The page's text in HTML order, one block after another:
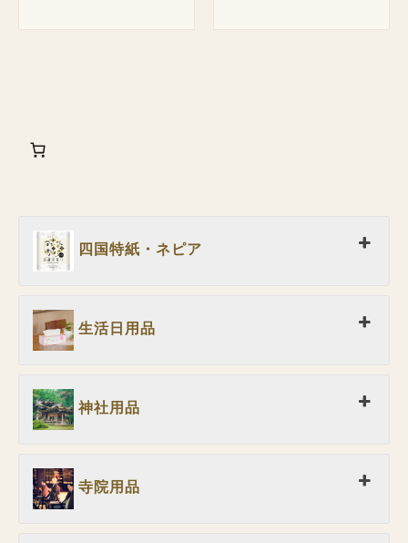
四国特紙・ネピア
生活日用品
神社用品
寺院用品